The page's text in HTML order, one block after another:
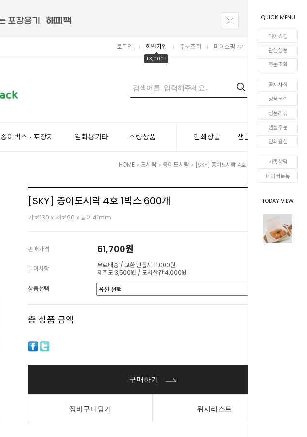
QUICK MENU
마이쇼핑
관심상품
주문조회
공지사항
상품문의
상품리뷰
샘플주문
인쇄칼선
카톡상담
네이버톡톡
TODAY VIEW
로그인 회원가입
+3,000P
주문조회 마이쇼핑 장바구니
0
종이박스 · 포장지 일회용기타 소량상품 인쇄상품 샘플주문
HOME > 도시락 > 종이도시락 > [SKY] 종이도시락 4호 1박스 600개
[SKY] 종이도시락 4호 1박스 600개
가로130 x 세로90 x 높이41mm
판매가격 61,700원
특이사항
무료배송 / 교환·반품시 11,000원
제주도 3,500원 / 도서산간 4,000원
상품선택
총 상품 금액
구매하기
장바구니담기 위시리스트